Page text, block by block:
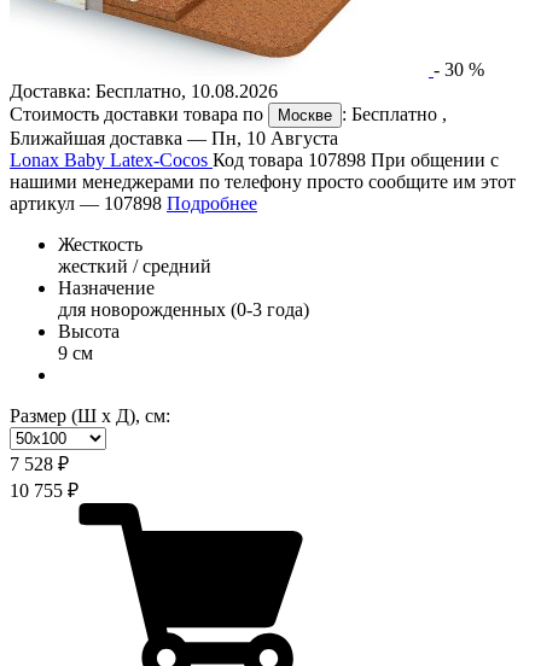
- 30 %
Доставка: Бесплатно, 10.08.2026
Стоимость доставки товара по
Москве : Бесплатно ,
Ближайшая доставка — Пн, 10 Августа
Lonax Baby Latex-Cocos Код товара 107898 При общении с
нашими менеджерами по телефону просто сообщите им этот
артикул — 107898 Подробнее
Жесткость
жесткий / средний
Назначение
для новорожденных (0-3 года)
Высота
9 см
Размер (Ш х Д), см:
7 528 ₽
10 755 ₽